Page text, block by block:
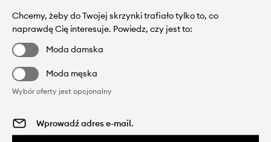
Chcemy, żeby do Twojej skrzynki trafiało tylko to, co
naprawdę Cię interesuje. Powiedz, czy jest to:
Moda damska
Moda męska
Wybór oferty jest opcjonalny